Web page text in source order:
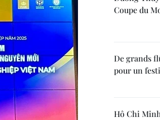
Coupe du
De grands
pour un
Hô Chi